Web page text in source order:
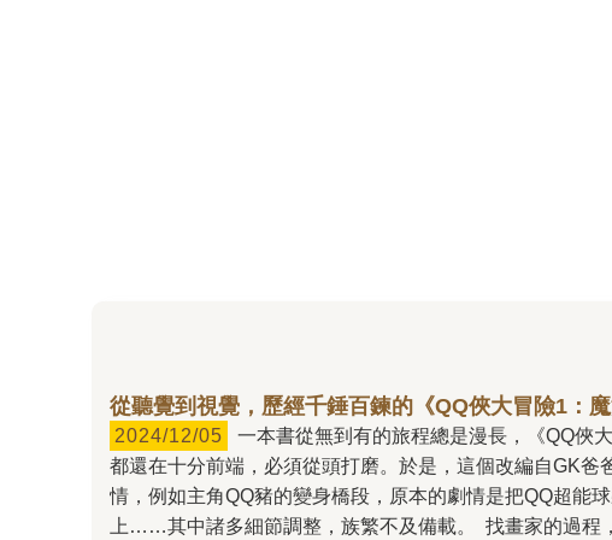
從聽覺到視覺，歷經千錘百鍊的《QQ俠大冒險1：魔
2024/12/05
一本書從無到有的旅程總是漫長，《QQ俠大冒險1：魔法仙境》也是如此。去年五月剛接下這個挑戰前，據說因疫情的關係已延宕一年，書籍的企畫
都還在十分前端，必須從頭打磨。於是，這個改編自GK
情，例如主角QQ豬的變身橋段，原本的劇情是把QQ超能
上……其中諸多細節調整，族繁不及備載。 找畫家的過程